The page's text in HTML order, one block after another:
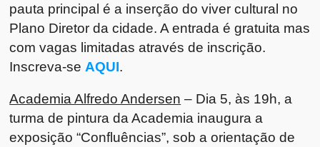
pauta principal é a inserção do viver cultural no
Plano Diretor da cidade. A entrada é gratuita mas
com vagas limitadas através de inscrição.
Inscreva-se AQUI.
Academia Alfredo Andersen – Dia 5, às 19h, a
turma de pintura da Academia inaugura a
exposição “Confluências”, sob a orientação de